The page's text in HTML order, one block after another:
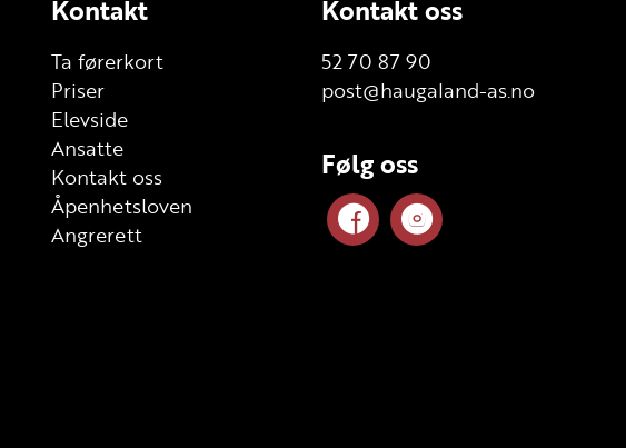
Kontakt
Ta førerkort
Priser
Elevside
Ansatte
Kontakt oss
Åpenhetsloven
Angrerett
Kontakt oss
52 70 87 90
post@haugaland-as.no
Følg oss